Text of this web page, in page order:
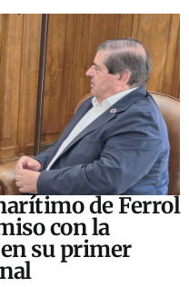
de Ferrol
con la
su primer